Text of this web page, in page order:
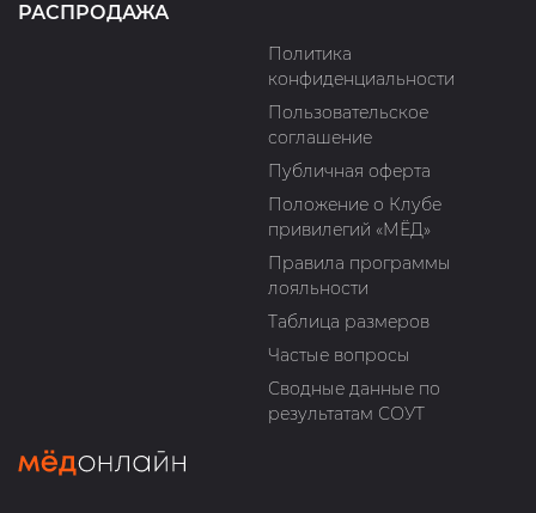
РАСПРОДАЖА
Политика
конфиденциальности
Пользовательское
соглашение
Публичная оферта
Положение о Клубе
привилегий «МЁД»
Правила программы
лояльности
Таблица размеров
Частые вопросы
Сводные данные по
результатам СОУТ